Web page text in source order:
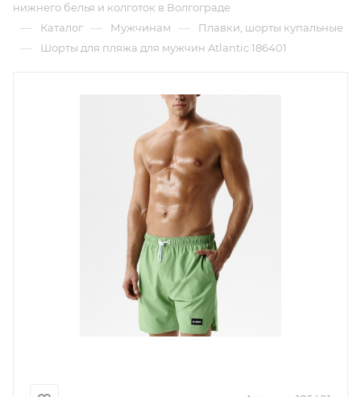
нижнего белья и колготок в Волгограде
— Каталог — Мужчинам — Плавки, шорты купальные
— Шорты для пляжа для мужчин Atlantic 186401